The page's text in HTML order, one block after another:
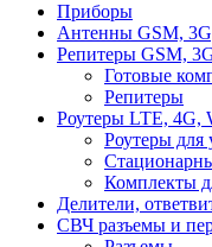
Приборы
Антенны GSM,
Репитеры GSM,
Готовые
Репитеры
Роутеры LTE, 4G,
Роутеры для
Комплекты
Делители,
СВЧ разъемы и